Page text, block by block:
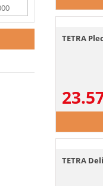
TETRA
TETRA